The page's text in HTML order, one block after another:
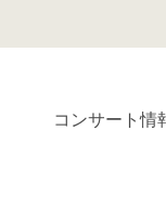
コンサート情